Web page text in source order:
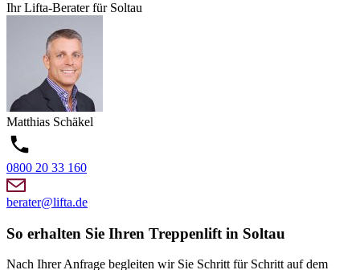
Ihr Lifta-Berater für Soltau
Matthias Schäkel
0800 20 33 160
berater@lifta.de
So erhalten Sie Ihren Treppenlift in Soltau
Nach Ihrer Anfrage begleiten wir Sie Schritt für Schritt auf dem